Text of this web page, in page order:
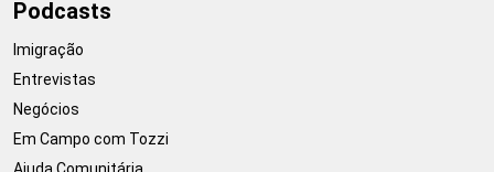
Podcasts
Imigração
Entrevistas
Negócios
Em Campo com Tozzi